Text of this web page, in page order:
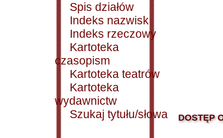
Spis działów
Indeks nazwisk
Indeks rzeczowy
Kartoteka
czasopism
Kartoteka teatrów
Kartoteka
wydawnictw
Szukaj tytułu/słowa
DOSTĘP